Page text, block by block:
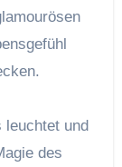
leuchtet und
des